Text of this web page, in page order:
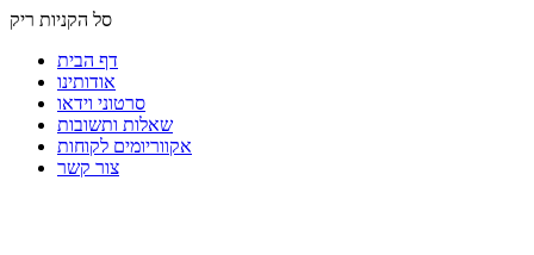
סל הקניות ריק
דף הבית
אודותינו
סרטוני וידאו
שאלות ותשובות
אקווריומים לקוחות
צור קשר